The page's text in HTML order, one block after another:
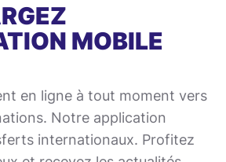
MOBILE
en ligne à tout moment vers
Notre application
internationaux. Profitez